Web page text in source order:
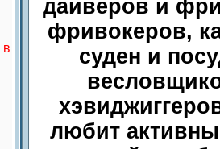
дайверов и
фривокеров,
суден и
любит